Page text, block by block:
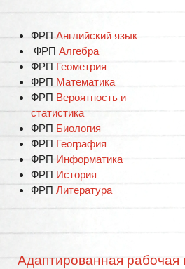
ФРП Английский язык
ФРП Алгебра
ФРП Геометрия
ФРП Математика
ФРП Вероятность и
статистика
ФРП Биология
ФРП География
ФРП Информатика
ФРП История
ФРП Литература
Адаптированная рабочая